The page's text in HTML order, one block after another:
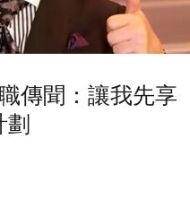
傳聞：讓我先享